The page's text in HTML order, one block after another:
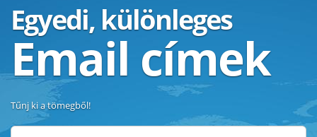
Egyedi, különleges
Email címek
Tűnj ki a tömegből!